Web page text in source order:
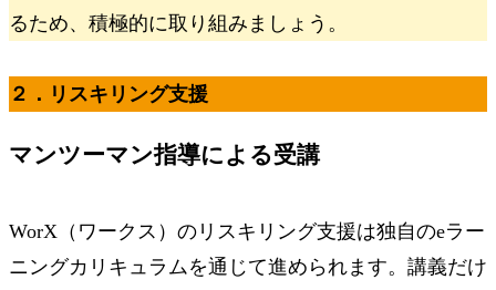
るため、積極的に取り組みましょう。
２．リスキリング支援
マンツーマン指導による受講
WorX（ワークス）のリスキリング支援は独自のeラー
ニングカリキュラムを通じて進められます。講義だけ